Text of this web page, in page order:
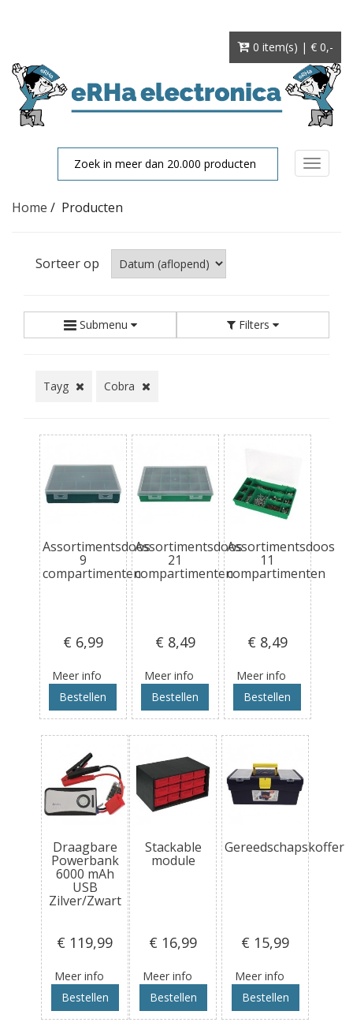
0 item(s) | € 0,-
Toggle
Home / Producten
Sorteer op
Submenu Filters
Tayg Cobra
Assortimentsdoos
9
compartimenten
€ 6,99
Meer info
Bestellen
Assortimentsdoos
21
compartimenten
€ 8,49
Meer info
Bestellen
Assortimentsdoos
11
compartimenten
€ 8,49
Meer info
Bestellen
Draagbare
Powerbank
6000 mAh
USB
Zilver/Zwart
€ 119,99
Meer info
Bestellen
Stackable
module
€ 16,99
Meer info
Bestellen
Gereedschapskoffer
€ 15,99
Meer info
Bestellen